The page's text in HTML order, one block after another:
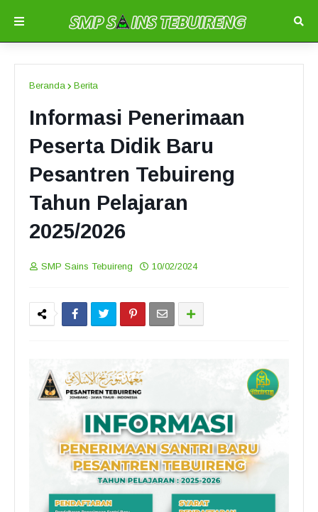
Beranda Berita
Informasi Penerimaan
Peserta Didik Baru
Pesantren Tebuireng
Tahun Pelajaran
2025/2026
SMP Sains Tebuireng 10/02/2024